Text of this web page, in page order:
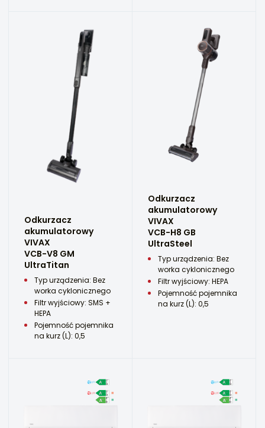
Odkurzacz
akumulatorowy
VIVAX
VCB-V8 GM
UltraTitan
Typ urządzenia: Bez
worka cyklonicznego
Filtr wyjściowy: SMS +
HEPA
Pojemność pojemnika
na kurz (L): 0,5
Odkurzacz
akumulatorowy
VIVAX
VCB-H8 GB
UltraSteel
Typ urządzenia: Bez
worka cyklonicznego
Filtr wyjściowy: HEPA
Pojemność pojemnika
na kurz (L): 0,5